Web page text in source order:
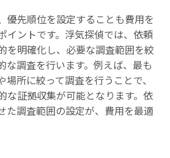
優先順位を設定することも費用を
イントです。浮気探偵では、依頼
を明確化し、必要な調査範囲を絞
な調査を行います。例えば、最も
所に絞って調査を行うことで、
な証拠収集が可能となります。依
た調査範囲の設定が、費用を最適